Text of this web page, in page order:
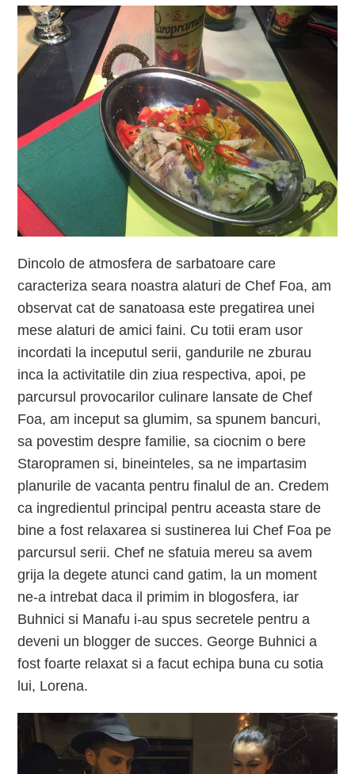
Dincolo de atmosfera de sarbatoare care
caracteriza seara noastra alaturi de Chef Foa, am
observat cat de sanatoasa este pregatirea unei
mese alaturi de amici faini. Cu totii eram usor
incordati la inceputul serii, gandurile ne zburau
inca la activitatile din ziua respectiva, apoi, pe
parcursul provocarilor culinare lansate de Chef
Foa, am inceput sa glumim, sa spunem bancuri,
sa povestim despre familie, sa ciocnim o bere
Staropramen si, bineinteles, sa ne impartasim
planurile de vacanta pentru finalul de an. Credem
ca ingredientul principal pentru aceasta stare de
bine a fost relaxarea si sustinerea lui Chef Foa pe
parcursul serii. Chef ne sfatuia mereu sa avem
grija la degete atunci cand gatim, la un moment
ne-a intrebat daca il primim in blogosfera, iar
Buhnici si Manafu i-au spus secretele pentru a
deveni un blogger de succes. George Buhnici a
fost foarte relaxat si a facut echipa buna cu sotia
lui, Lorena.